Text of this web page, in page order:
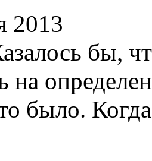
2013
бы,
на
было.